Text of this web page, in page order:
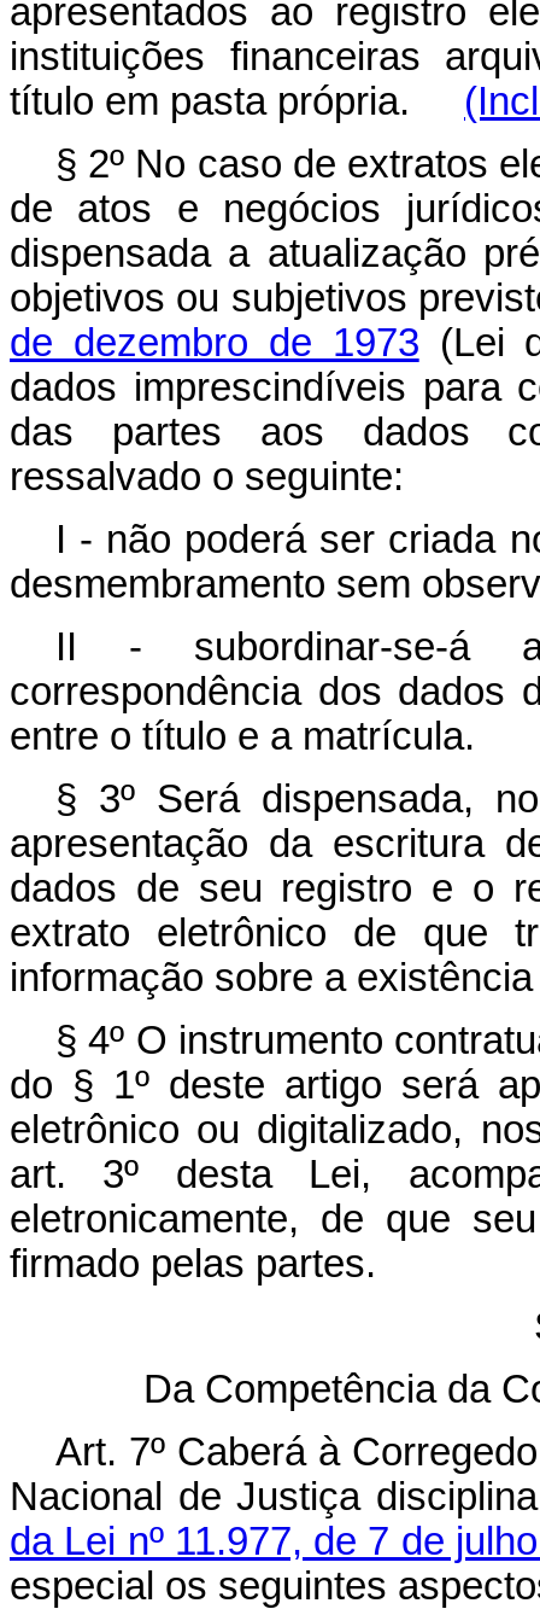
apresentados ao registro
instituições financeiras
título em pasta própria.
§ 2º No caso de extratos
de atos e negócios
dispensada a atualização
objetivos ou subjetivos
de dezembro de 1973 (Lei
dados imprescindíveis para
das partes aos dados
ressalvado o seguinte:
I - não poderá ser criada
desmembramento sem
II - subordinar-se-á
correspondência dos dados
entre o título e a matrícula.
§ 3º Será dispensada,
apresentação da escritura
dados de seu registro e o
extrato eletrônico de que
informação sobre a
§ 4º O instrumento
do § 1º deste artigo será
eletrônico ou digitalizado,
art. 3º desta Lei,
eletronicamente, de que
firmado pelas partes.
Da Competência da
Art. 7º Caberá à
Nacional de Justiça
da Lei nº 11.977, de 7 de
especial os seguintes